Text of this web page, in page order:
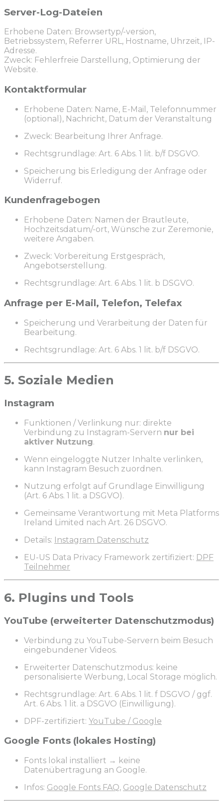
Server-Log-Dateien
Erhobene Daten: Browsertyp/-version,
Betriebssystem, Referrer URL, Hostname, Uhrzeit, IP-
Adresse.
Zweck: Fehlerfreie Darstellung, Optimierung der
Website.
Kontaktformular
Erhobene Daten: Name, E-Mail, Telefonnummer
(optional), Nachricht, Datum der Veranstaltung
Zweck: Bearbeitung Ihrer Anfrage.
Rechtsgrundlage: Art. 6 Abs. 1 lit. b/f DSGVO.
Speicherung bis Erledigung der Anfrage oder
Widerruf.
Kundenfragebogen
Erhobene Daten: Namen der Brautleute,
Hochzeitsdatum/-ort, Wünsche zur Zeremonie,
weitere Angaben.
Zweck: Vorbereitung Erstgespräch,
Angebotserstellung.
Rechtsgrundlage: Art. 6 Abs. 1 lit. b DSGVO.
Anfrage per E-Mail, Telefon, Telefax
Speicherung und Verarbeitung der Daten für
Bearbeitung.
Rechtsgrundlage: Art. 6 Abs. 1 lit. b/f DSGVO.
5. Soziale Medien
Instagram
Funktionen / Verlinkung nur: direkte
Verbindung zu Instagram-Servern nur bei
aktiver Nutzung.
Wenn eingeloggte Nutzer Inhalte verlinken,
kann Instagram Besuch zuordnen.
Nutzung erfolgt auf Grundlage Einwilligung
(Art. 6 Abs. 1 lit. a DSGVO).
Gemeinsame Verantwortung mit Meta Platforms
Ireland Limited nach Art. 26 DSGVO.
Details: Instagram Datenschutz
EU-US Data Privacy Framework zertifiziert: DPF
Teilnehmer
6. Plugins und Tools
YouTube (erweiterter Datenschutzmodus)
Verbindung zu YouTube-Servern beim Besuch
eingebundener Videos.
Erweiterter Datenschutzmodus: keine
personalisierte Werbung, Local Storage möglich.
Rechtsgrundlage: Art. 6 Abs. 1 lit. f DSGVO / ggf.
Art. 6 Abs. 1 lit. a DSGVO (Einwilligung).
DPF-zertifiziert: YouTube / Google
Google Fonts (lokales Hosting)
Fonts lokal installiert → keine
Datenübertragung an Google.
Infos: Google Fonts FAQ, Google Datenschutz